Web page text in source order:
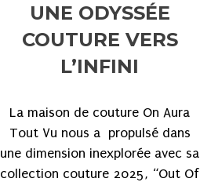
UNE ODYSSÉE
COUTURE VERS
L’INFINI
La maison de couture On Aura
Tout Vu nous a propulsé dans
une dimension inexplorée avec sa
collection couture 2025, “Out Of